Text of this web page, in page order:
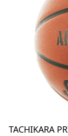
TACHIKARA